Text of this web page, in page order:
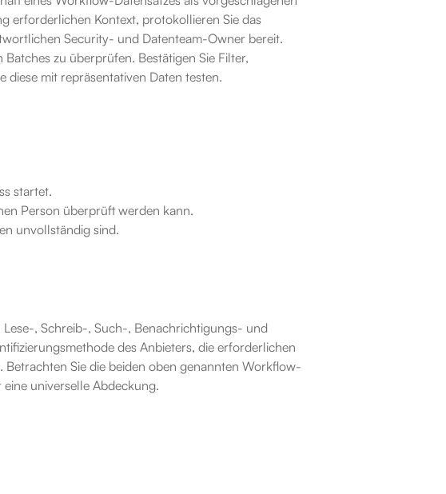
erforderlichen Kontext, protokollieren Sie das
Security- und Datenteam-Owner bereit.
zu überprüfen. Bestätigen Sie Filter,
diese mit repräsentativen Daten testen.
startet.
Person überprüft werden kann.
unvollständig sind.
, Schreib-, Such-, Benachrichtigungs- und
des Anbieters, die erforderlichen
Sie die beiden oben genannten Workflow-
universelle Abdeckung.